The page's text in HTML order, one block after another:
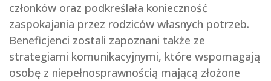
członków oraz podkreślała konieczność
zaspokajania przez rodziców własnych potrzeb.
Beneficjenci zostali zapoznani także ze
strategiami komunikacyjnymi, które wspomagają
osobę z niepełnosprawnością mającą złożone